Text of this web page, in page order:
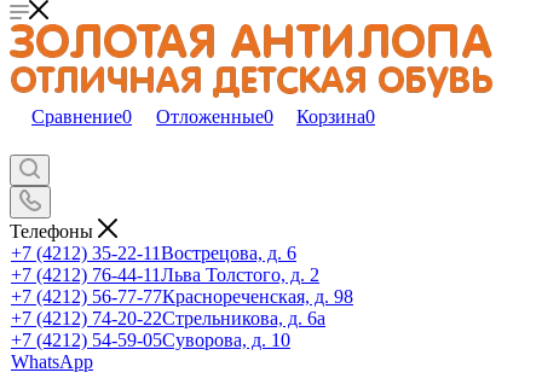
Сравнение0 Отложенные0 Корзина0
Телефоны
+7 (4212) 35-22-11Вострецова, д. 6
+7 (4212) 76-44-11Льва Толстого, д. 2
+7 (4212) 56-77-77Краснореченская, д. 98
+7 (4212) 74-20-22Стрельникова, д. 6а
+7 (4212) 54-59-05Суворова, д. 10
WhatsApp